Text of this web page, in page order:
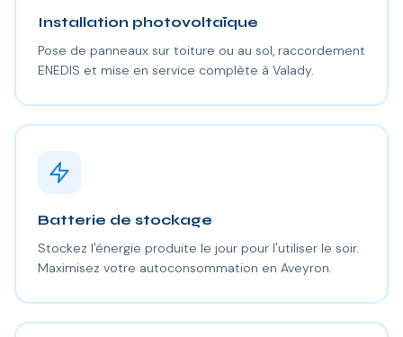
Installation photovoltaïque
Pose de panneaux sur toiture ou au sol, raccordement
ENEDIS et mise en service complète à Valady.
Batterie de stockage
Stockez l'énergie produite le jour pour l'utiliser le soir.
Maximisez votre autoconsommation en Aveyron.